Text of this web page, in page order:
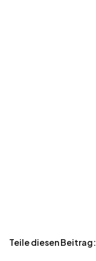
Teile diesen Beitrag: